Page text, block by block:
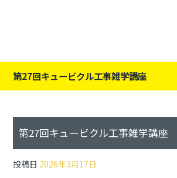
第27回キュービクル工事雑学講座
第27回キュービクル工事雑学講座
投稿日 2026年3月17日